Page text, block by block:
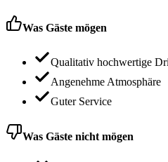
Was Gäste mögen
Qualitativ hochwertige
Angenehme Atmosphäre
Guter Service
Was Gäste nicht mögen